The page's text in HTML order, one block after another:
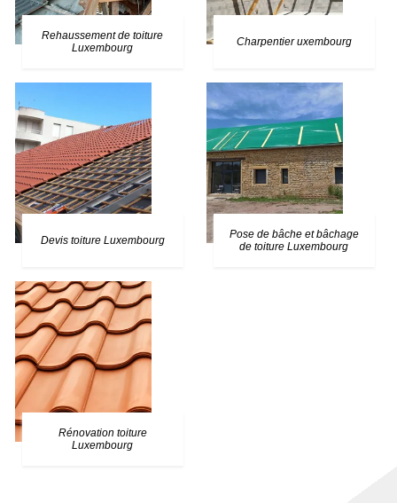
Rehaussement de toiture
Luxembourg
Charpentier uxembourg
Devis toiture Luxembourg
Pose de bâche et bâchage
de toiture Luxembourg
Rénovation toiture
Luxembourg